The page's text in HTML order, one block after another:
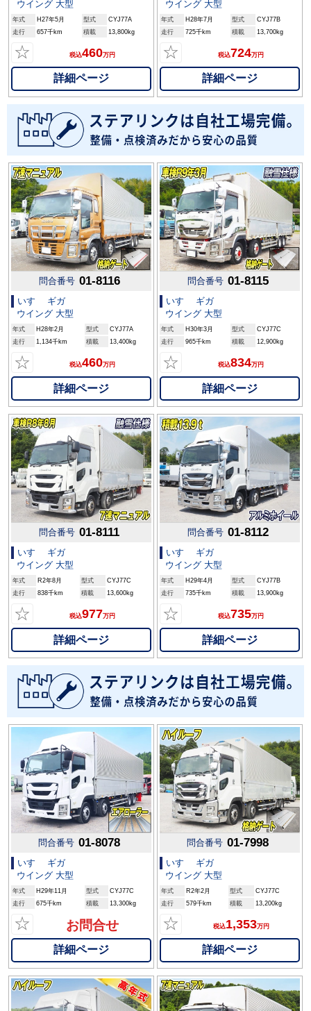
ウイング 大型
年式 H27年5月 型式
CYJ77A
走行
657千km 積載 13,800kg
☆ 税込460万円
詳細ページ
ウイング 大型
年式 H28年7月 型式
CYJ77B
走行
725千km 積載 13,700kg
☆ 税込724万円
詳細ページ
問合番号 01-8116
いすゞ ギガ
ウイング 大型
年式 H28年2月 型式
CYJ77A
走行
1,134千km 積載 13,400kg
☆ 税込460万円
詳細ページ
問合番号 01-8115
いすゞ ギガ
ウイング 大型
年式 H30年3月 型式
CYJ77C
走行
965千km 積載 12,900kg
☆ 税込834万円
詳細ページ
問合番号 01-8111
いすゞ ギガ
ウイング 大型
年式 R2年8月 型式
CYJ77C
走行
838千km 積載 13,600kg
☆ 税込977万円
詳細ページ
問合番号 01-8112
いすゞ ギガ
ウイング 大型
年式 H29年4月 型式
CYJ77B
走行
735千km 積載 13,900kg
☆ 税込735万円
詳細ページ
問合番号 01-8078
いすゞ ギガ
ウイング 大型
年式 H29年11月 型式
CYJ77C
走行
675千km 積載 13,300kg
☆ お問合せ
詳細ページ
問合番号 01-7998
いすゞ ギガ
ウイング 大型
年式 R2年2月 型式
CYJ77C
走行
579千km 積載 13,200kg
☆ 税込1,353万円
詳細ページ